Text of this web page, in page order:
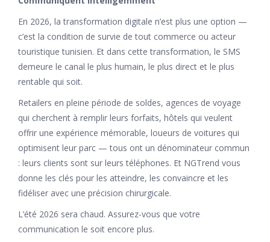
En 2026, la transformation digitale n’est plus une option —
c’est la condition de survie de tout commerce ou acteur
touristique tunisien. Et dans cette transformation, le SMS
demeure le canal le plus humain, le plus direct et le plus
rentable qui soit.
Retailers en pleine période de soldes, agences de voyage
qui cherchent à remplir leurs forfaits, hôtels qui veulent
offrir une expérience mémorable, loueurs de voitures qui
optimisent leur parc — tous ont un dénominateur commun
: leurs clients sont sur leurs téléphones. Et NGTrend vous
donne les clés pour les atteindre, les convaincre et les
fidéliser avec une précision chirurgicale.
L’été 2026 sera chaud. Assurez-vous que votre
communication le soit encore plus.